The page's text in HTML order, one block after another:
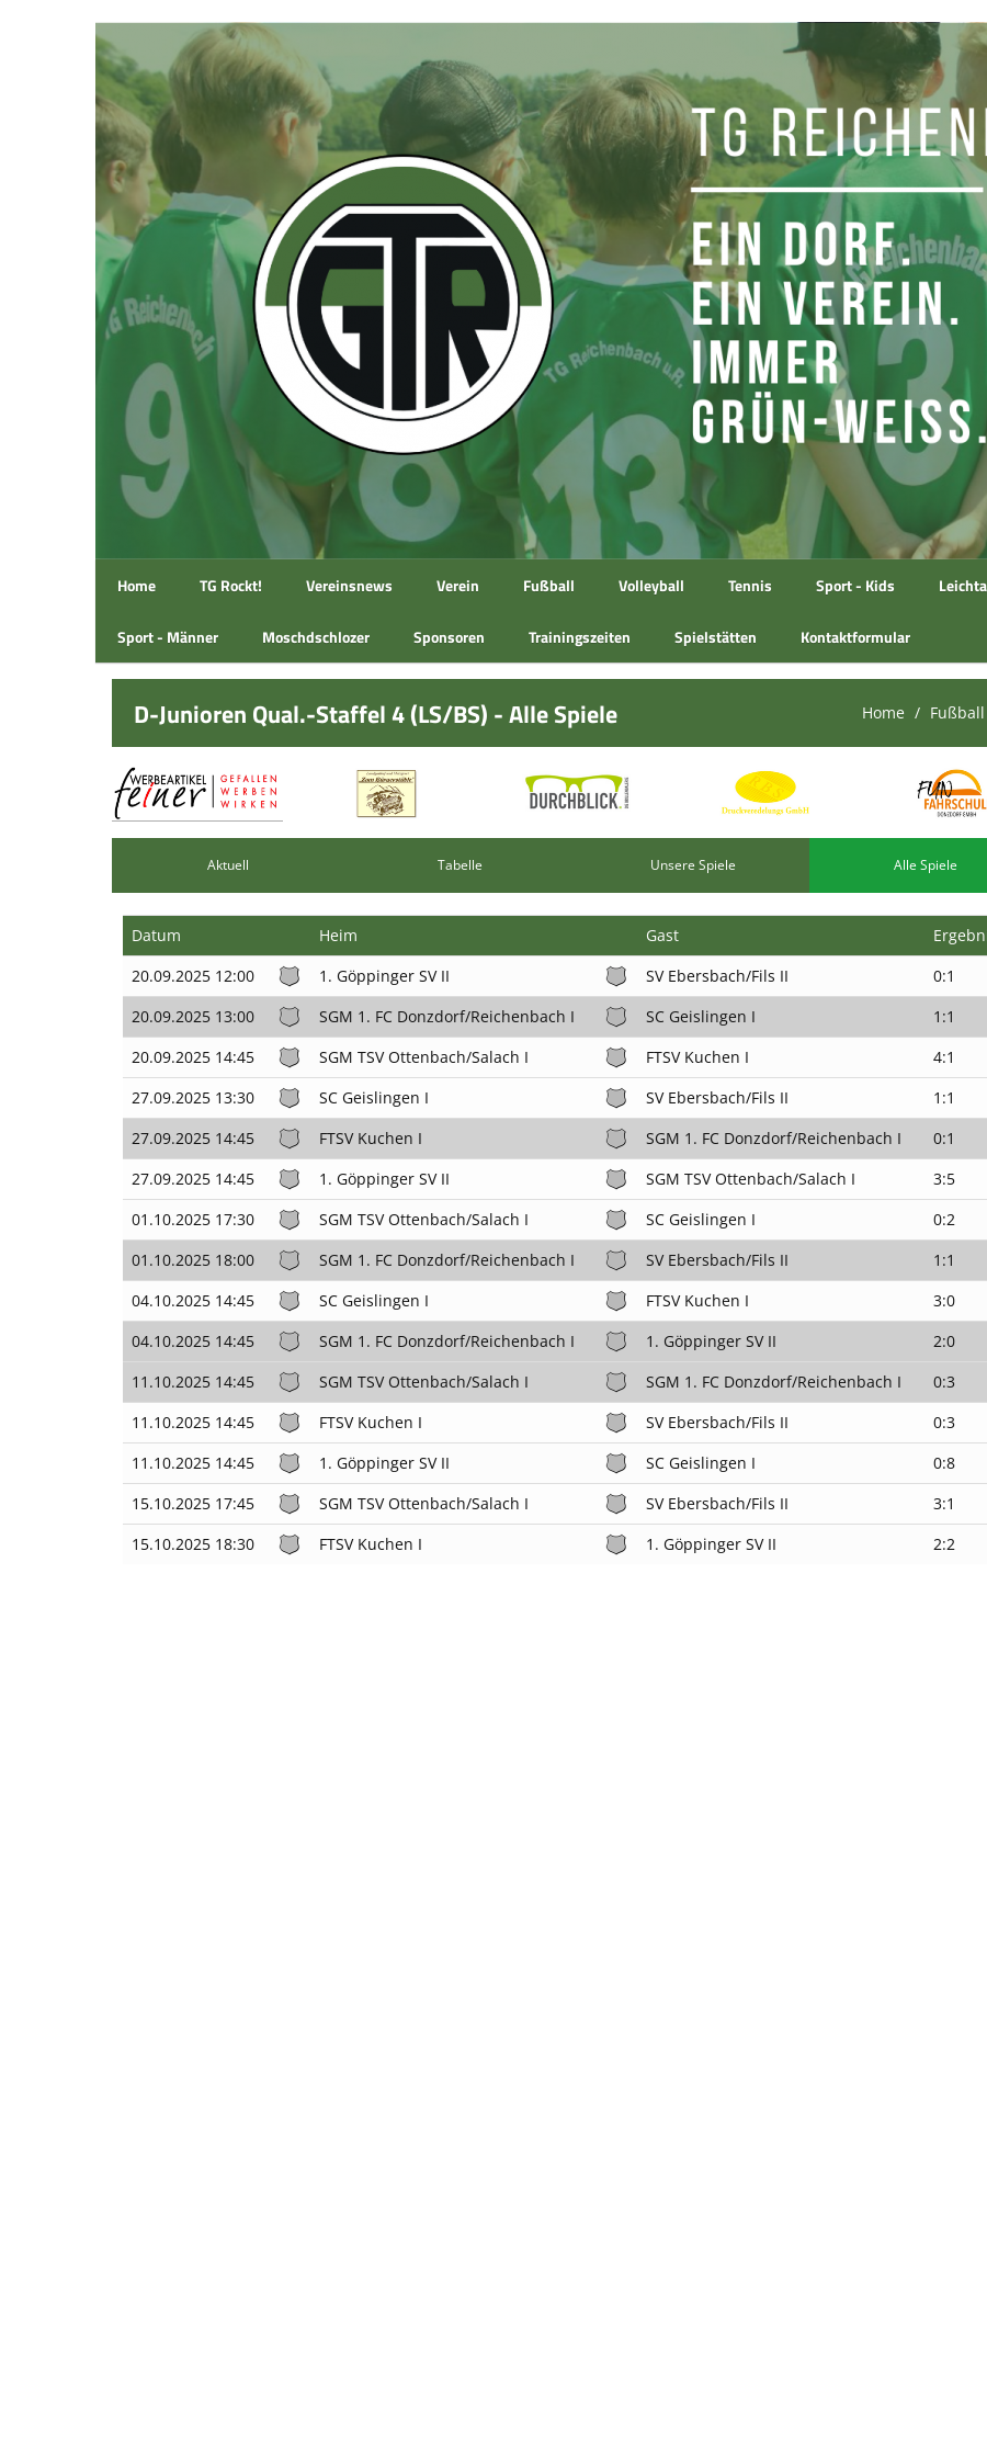
Home TG Rockt! Vereinsnews Verein Fußball Volleyball Tennis Sport - Kids
Sport - Männer Moschdschlozer Sponsoren Trainingszeiten Spielstätten Kontaktformular
D-Junioren Qual.-Staffel 4 (LS/BS) - Alle Spiele Home Fußball
Aktuell Tabelle Unsere Spiele Alle Spiele
Datum Heim Gast
20.09.2025 12:00
1. Göppinger SV II SV Ebersbach/Fils II
0:1
20.09.2025 13:00
SGM 1. FC Donzdorf/Reichenbach I SC Geislingen I
1:1
20.09.2025 14:45
SGM TSV Ottenbach/Salach I FTSV Kuchen I
4:1
27.09.2025 13:30
SC Geislingen I SV Ebersbach/Fils II
1:1
27.09.2025 14:45
FTSV Kuchen I SGM 1. FC Donzdorf/Reichenbach I
0:1
27.09.2025 14:45
1. Göppinger SV II SGM TSV Ottenbach/Salach I
3:5
01.10.2025 17:30
SGM TSV Ottenbach/Salach I SC Geislingen I
0:2
01.10.2025 18:00
SGM 1. FC Donzdorf/Reichenbach I SV Ebersbach/Fils II
1:1
04.10.2025 14:45
SC Geislingen I FTSV Kuchen I
3:0
04.10.2025 14:45
SGM 1. FC Donzdorf/Reichenbach I 1. Göppinger SV II
2:0
11.10.2025 14:45
SGM TSV Ottenbach/Salach I SGM 1. FC Donzdorf/Reichenbach I
0:3
11.10.2025 14:45
FTSV Kuchen I SV Ebersbach/Fils II
0:3
11.10.2025 14:45
1. Göppinger SV II SC Geislingen I
0:8
15.10.2025 17:45
SGM TSV Ottenbach/Salach I SV Ebersbach/Fils II
3:1
15.10.2025 18:30
FTSV Kuchen I 1. Göppinger SV II 2:2